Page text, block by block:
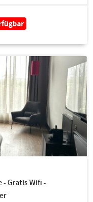
- Gratis Wifi -